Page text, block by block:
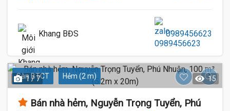
Khang BĐS 0989456623
Sàn BTCT Hẻm (2 m)
1 / 7 15
Bán nhà hẻm, Nguyễn Trọng Tuyển, Phú